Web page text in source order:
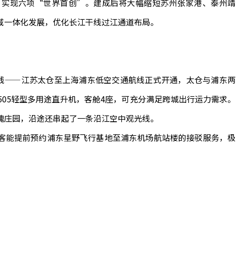
现六项“世界首创”。建成后将大幅缩短苏州张家港、泰州靖
体化发展，优化长江干线过江通道布局。
江苏太仓至上海浦东低空交通航线正式开通，太仓与浦东两
型多用途直升机，客舱4座，可充分满足跨城出行运力需求。
园，沿途还串起了一条沿江空中观光线。
提前预约浦东星野飞行基地至浦东机场航站楼的接驳服务，极